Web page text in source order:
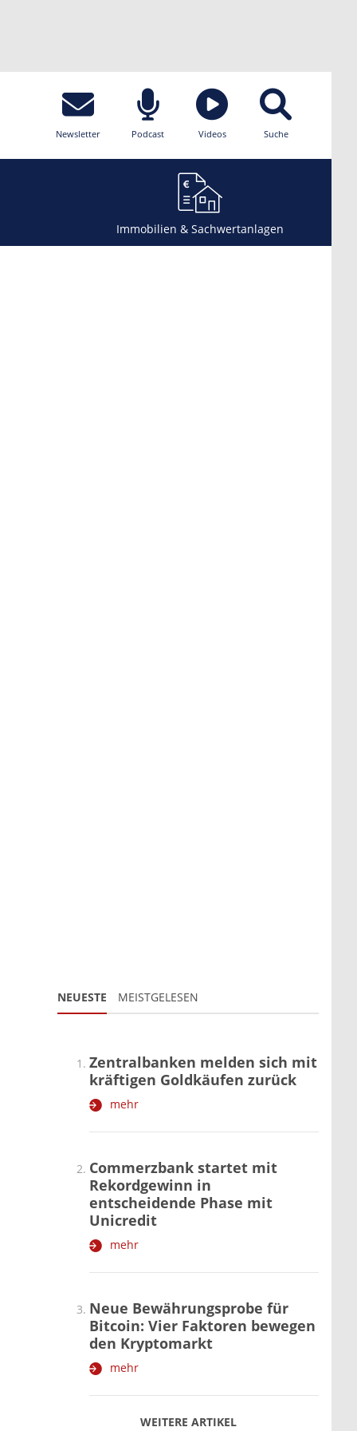
Newsletter Podcast Videos Suche
Immobilien & Sachwertanlagen
NEUESTE MEISTGELESEN
WEITERE ARTIKEL
zurückweiter
Zentralbanken melden sich mit
kräftigen Goldkäufen zurück
mehr
Commerzbank startet mit
Rekordgewinn in
entscheidende Phase mit
Unicredit
mehr
Neue Bewährungsprobe für
Bitcoin: Vier Faktoren bewegen
den Kryptomarkt
mehr